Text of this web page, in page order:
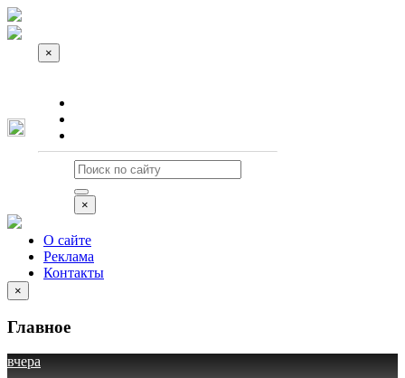
×
×
О сайте
Реклама
Контакты
×
Главное
вчера